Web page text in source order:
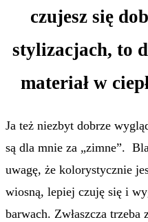
czujesz się
stylizacjach, to
materiał w
Ja też niezbyt dobrze
są dla mnie za „zimne”.
uwagę, że kolorystycznie
wiosną, lepiej czuję się i
barwach. Zwłaszcza